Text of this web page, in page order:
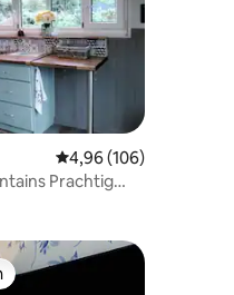
915 recensies
Gemiddelde
4,96 (106)
Prachtig